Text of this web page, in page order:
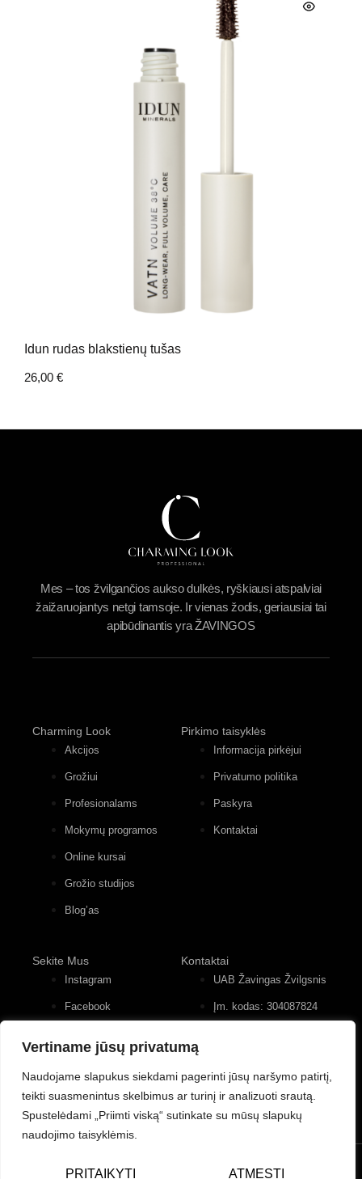
Vertiname jūsų privatumą
Naudojame slapukus siekdami pagerinti jūsų naršymo patirtį,
teikti suasmenintus skelbimus ar turinį ir analizuoti srautą.
Spustelėdami „Priimti viską“ sutinkate su mūsų slapukų
naudojimo taisyklėmis.
PRITAIKYTI ATMESTI
Idun rudas blakstienų tušas
26,00 €
Mes – tos žvilgančios aukso dulkės, ryškiausi atspalviai
žaižaruojantys netgi tamsoje. Ir vienas žodis, geriausiai tai
apibūdinantis yra ŽAVINGOS
Charming Look
Akcijos
Grožiui
Profesionalams
Mokymų programos
Online kursai
Grožio studijos
Blog’as
Pirkimo taisyklės
Informacija pirkėjui
Privatumo politika
Paskyra
Kontaktai
Sekite Mus
Instagram
Facebook
Kontaktai
UAB Žavingas Žvilgsnis
Įm. kodas: 304087824
© UAB Žavingas Žvilgsnis/Charming Look. Visos teisės